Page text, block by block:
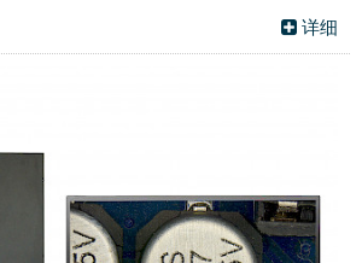
详细